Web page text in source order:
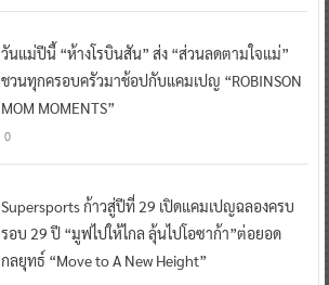
วันแม่ปีนี้ “ห้างโรบินสัน” ส่ง “ส่วนลดตามใจแม่”
ชวนทุกครอบครัวมาช้อปกับแคมเปญ “ROBINSON
MOM MOMENTS”
0
Supersports ก้าวสู่ปีที่ 29 เปิดแคมเปญฉลองครบ
รอบ 29 ปี “มูฟไปให้ไกล ลุ้นไปโอซาก้า”ต่อยอด
กลยุทธ์ “Move to A New Height”